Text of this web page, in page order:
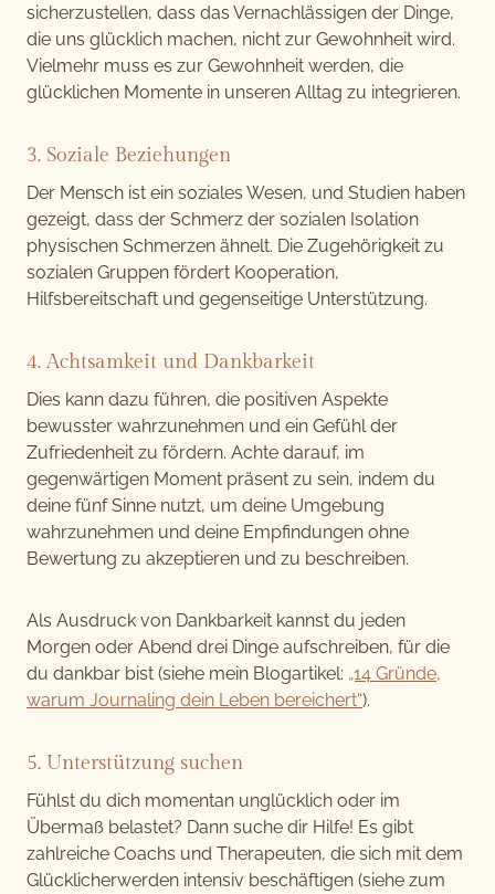
sicherzustellen, dass das Vernachlässigen der Dinge,
die uns glücklich machen, nicht zur Gewohnheit wird.
Vielmehr muss es zur Gewohnheit werden, die
glücklichen Momente in unseren Alltag zu integrieren.
3. Soziale Beziehungen
Der Mensch ist ein soziales Wesen, und Studien haben
gezeigt, dass der Schmerz der sozialen Isolation
physischen Schmerzen ähnelt. Die Zugehörigkeit zu
sozialen Gruppen fördert Kooperation,
Hilfsbereitschaft und gegenseitige Unterstützung.
4. Achtsamkeit und Dankbarkeit
Dies kann dazu führen, die positiven Aspekte
bewusster wahrzunehmen und ein Gefühl der
Zufriedenheit zu fördern. Achte darauf, im
gegenwärtigen Moment präsent zu sein, indem du
deine fünf Sinne nutzt, um deine Umgebung
wahrzunehmen und deine Empfindungen ohne
Bewertung zu akzeptieren und zu beschreiben.
Als Ausdruck von Dankbarkeit kannst du jeden
Morgen oder Abend drei Dinge aufschreiben, für die
du dankbar bist (siehe mein Blogartikel: „14 Gründe,
warum Journaling dein Leben bereichert“).
5. Unterstützung suchen
Fühlst du dich momentan unglücklich oder im
Übermaß belastet? Dann suche dir Hilfe! Es gibt
zahlreiche Coachs und Therapeuten, die sich mit dem
Glücklicherwerden intensiv beschäftigen (siehe zum